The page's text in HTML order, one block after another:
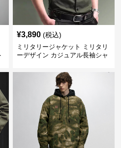
¥3,890 (税込)
ミリタリージャケット ミリタリ
ーデザイン カジュアル長袖シャ